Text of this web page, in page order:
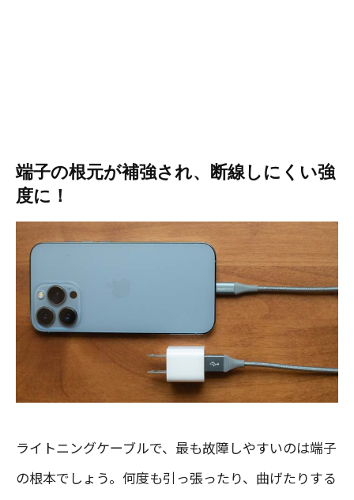
端子の根元が補強され、断線しにくい強
度に！
ライトニングケーブルで、最も故障しやすいのは端子
の根本でしょう。何度も引っ張ったり、曲げたりする